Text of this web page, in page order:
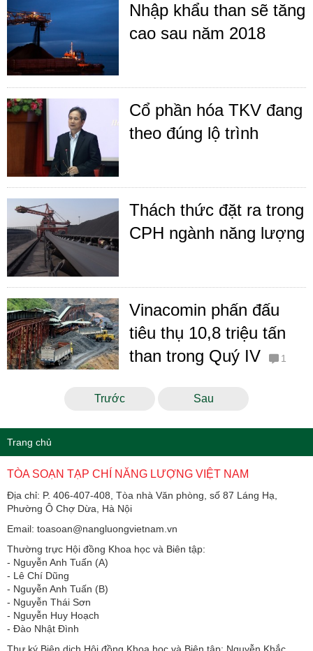
Nhập khẩu than sẽ tăng
cao sau năm 2018
Cổ phần hóa TKV đang
theo đúng lộ trình
Thách thức đặt ra trong
CPH ngành năng lượng
Vinacomin phấn đấu
tiêu thụ 10,8 triệu tấn
than trong Quý IV
1
Trước Sau
Trang chủ
TÒA SOẠN TẠP CHÍ NĂNG LƯỢNG VIỆT NAM
Địa chỉ: P. 406-407-408, Tòa nhà Văn phòng, số 87 Láng Hạ,
Phường Ô Chợ Dừa, Hà Nội
Email: toasoan@nangluongvietnam.vn
Thường trực Hội đồng Khoa học và Biên tập:
​​​​​​- Nguyễn Anh Tuấn (A)
- Lê Chí Dũng
- Nguyễn Anh Tuấn (B)
- Nguyễn Thái Sơn
- Nguyễn Huy Hoạch
- Đào Nhật Đình